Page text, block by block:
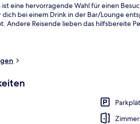
eine hervorragende Wahl für einen
bei einem Drink in der Bar/Lounge
Andere Reisende lieben das hilfsbereite